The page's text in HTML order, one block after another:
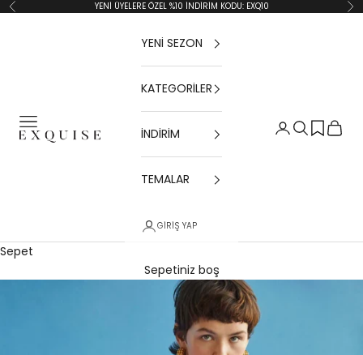
İçeriğe geç
Geri YENİ ÜYELERE ÖZEL %10 İNDİRİM KODU: EXQ10
Menü
Exquise TR
Giriş Yap
Ara Sepet
YENİ SEZON
KATEGORİLER
İNDİRİM
TEMALAR
GIRIŞ YAP
Sepet
Sepetiniz boş